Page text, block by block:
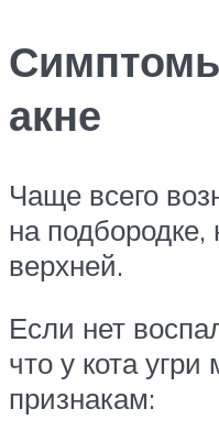
акне
Чаще всего
на
верхней.
Если нет
что у кота
признакам: